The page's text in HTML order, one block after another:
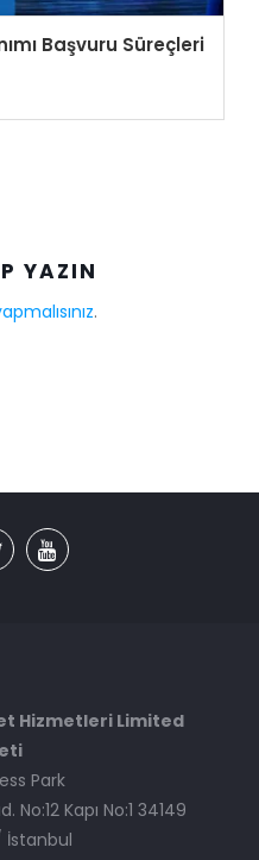
Başvuru Süreçleri
YAZIN
.
Hizmetleri Limited
Park
Kapı No:1 34149
İstanbul